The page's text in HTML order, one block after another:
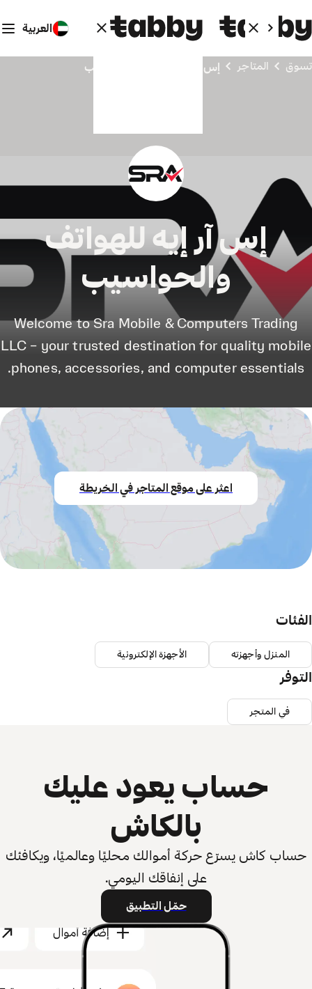
العربية
تسوق المتاجر إس آر إيه للهواتف والحواسيب
إس آر إيه للهواتف
والحواسيب
Welcome to Sra Mobile & Computers Trading
LLC – your trusted destination for quality mobile
phones, accessories, and computer essentials.
اعثر على موقع المتاجر في الخريطة
الفئات
المنزل وأجهزته الأجهزة الإلكترونية
التوفر
في المتجر
حساب يعود عليك
بالكاش
حساب كاش يسرّع حركة أموالك محليًا وعالميًا، ويكافئك
على إنفاقك اليومي.
حمّل التطبيق